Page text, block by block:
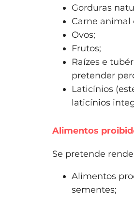
Gorduras
Carne animal
Ovos;
Frutos;
Raízes e
pretender
Laticínios
laticínios
Alimentos
Se pretende
Alimentos
sementes;